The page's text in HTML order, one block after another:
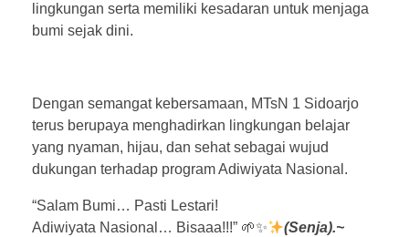
lingkungan serta memiliki kesadaran untuk menjaga
bumi sejak dini.
Dengan semangat kebersamaan, MTsN 1 Sidoarjo
terus berupaya menghadirkan lingkungan belajar
yang nyaman, hijau, dan sehat sebagai wujud
dukungan terhadap program Adiwiyata Nasional.
“Salam Bumi… Pasti Lestari!
Adiwiyata Nasional… Bisaaa!!!” 🌱✨
(Senja).~